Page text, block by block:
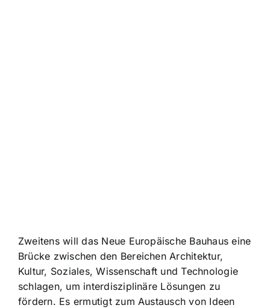
Zweitens will das Neue Europäische Bauhaus eine
Brücke zwischen den Bereichen Architektur,
Kultur, Soziales, Wissenschaft und Technologie
schlagen, um interdisziplinäre Lösungen zu
fördern. Es ermutigt zum Austausch von Ideen